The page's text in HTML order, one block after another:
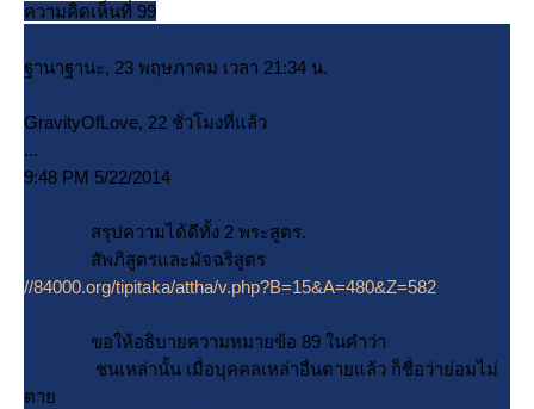
ความคิดเห็นที่ 99
ฐานาฐานะ, 23 พฤษภาคม เวลา 21:34 น.
GravityOfLove, 22 ชั่วโมงที่แล้ว
...
9:48 PM 5/22/2014
สรุปความได้ดีทั้ง 2 พระสูตร.
สัพภิสูตรและมัจฉริสูตร
//84000.org/tipitaka/attha/v.php?B=15&A=480&Z=582
ขอให้อธิบายความหมายข้อ 89 ในคำว่า
ชนเหล่านั้น เมื่อบุคคลเหล่าอื่นตายแล้ว ก็ชื่อว่าย่อมไม่
ตา